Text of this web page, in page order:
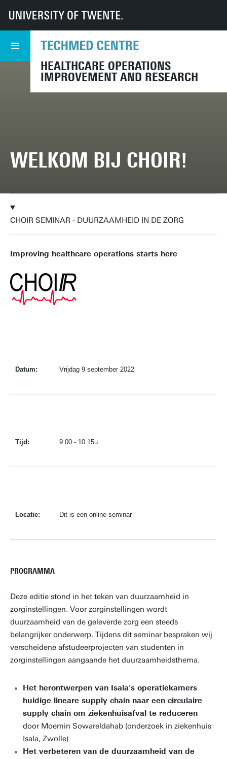
HEALTHCARE OPERATIONS
IMPROVEMENT AND RESEARCH
UT TechMed CHOIR Evenementen
2022
WELKOM BIJ CHOIR!
CHOIR SEMINAR - DUURZAAMHEID IN DE ZORG
Improving healthcare operations starts here
Datum: Vrijdag 9 september 2022
Tijd: 9:00 - 10:15u
Locatie: Dit is een online seminar
PROGRAMMA
Deze editie stond in het teken van duurzaamheid in
zorginstellingen. Voor zorginstellingen wordt
duurzaamheid van de geleverde zorg een steeds
belangrijker onderwerp. Tijdens dit seminar bespraken wij
verscheidene afstudeerprojecten van studenten in
zorginstellingen aangaande het duurzaamheidsthema.
Het herontwerpen van Isala's operatiekamers
huidige lineare supply chain naar een circulaire
supply chain om ziekenhuisafval te reduceren
door Moemin Sowareldahab (onderzoek in ziekenhuis
Isala, Zwolle)
Het verbeteren van de duurzaamheid van de